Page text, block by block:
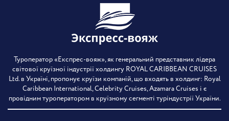
Туроператор «Експрес-вояж», як генеральний представник лідера
світової круїзної індустрії холдингу ROYAL CARIBBEAN CRUISES
Ltd. в Україні, пропонує круїзи компаній, що входять в холдинг: Royal
Caribbean International, Celebrity Cruises, Azamara Cruises і є
провідним туроператором в круїзному сегменті туріндустрії України.